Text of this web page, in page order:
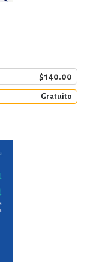
$140.00
Gratuito